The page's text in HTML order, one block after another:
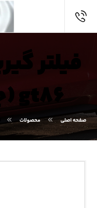
فیلتر
gt۸۶ (جی تی ۸۶)
صفحه اصلی محصولات